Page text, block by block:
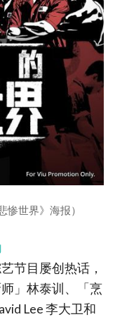
惨世界》海报）
节目屡创热话，
」林泰训、「烹
Lee 李大卫和